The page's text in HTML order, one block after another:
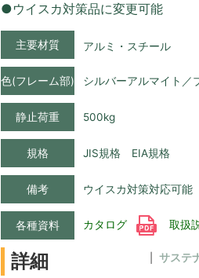
●ウイスカ対策品に変更可能
主要材質 アルミ・スチール
色(フレーム部) シルバーアルマイト／
静止荷重 500kg
規格 JIS規格 EIA規格
備考 ウイスカ対策対応可能
各種資料 カタログ 取扱
詳細 サステ